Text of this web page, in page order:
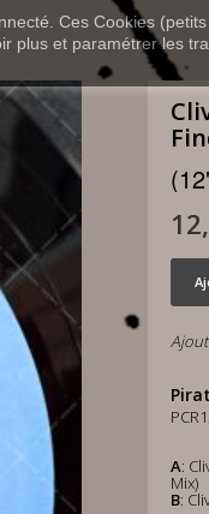
Ces Cookies
et paramétrer les
A:
Mix)
B: